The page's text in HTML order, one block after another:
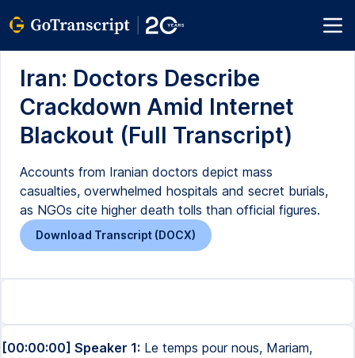
Iran: Doctors Describe
Crackdown Amid Internet
Blackout (Full Transcript)
Accounts from Iranian doctors depict mass
casualties, overwhelmed hospitals and secret burials,
as NGOs cite higher death tolls than official figures.
Download Transcript (DOCX)
[00:00:00] Speaker 1: Le temps pour nous, Mariam,